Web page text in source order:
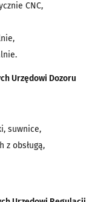
CNC,
Urzędowi Dozoru
suwnice,
z obsługą,